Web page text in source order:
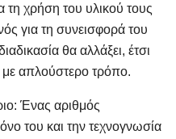
τη χρήση του υλικού τους
για τη συνεισφορά του
θα αλλάξει, έτσι
με απλούστερο τρόπο.
Ένας αριθμός
του και την τεχνογνωσία